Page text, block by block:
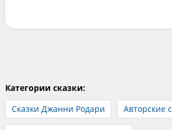
Категории сказки:
Сказки Джанни Родари
Авторские